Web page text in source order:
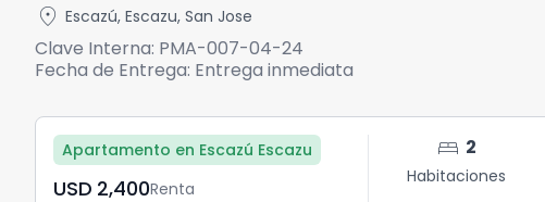
location_on Escazú, Escazu, San Jose
Clave Interna: PMA-007-04-24
Fecha de Entrega: Entrega inmediata
Apartamento en Escazú Escazu
USD	2,400Renta
bed 2
Habitaciones